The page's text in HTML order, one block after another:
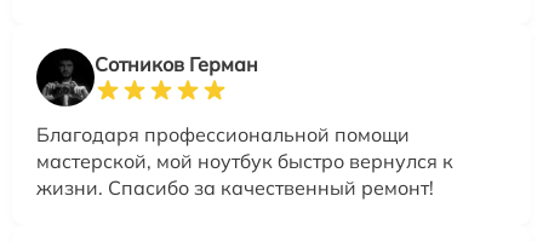
Сотников Герман
Благодаря профессиональной помощи
мастерской, мой ноутбук быстро вернулся к
жизни. Спасибо за качественный ремонт!